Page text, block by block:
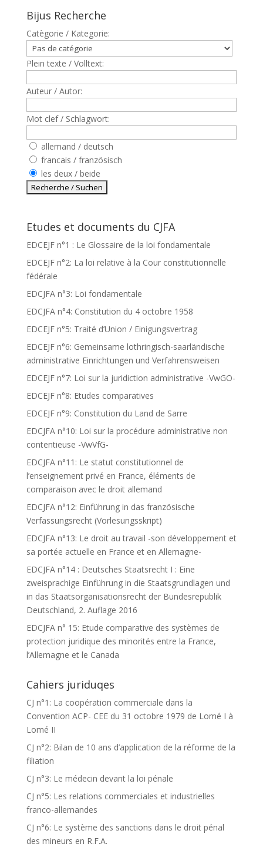
Bijus Recherche
Catègorie / Kategorie:
Plein texte / Volltext:
Auteur / Autor:
Mot clef / Schlagwort:
allemand / deutsch
francais / französisch
les deux / beide
Etudes et documents du CJFA
EDCEJF n°1 : Le Glossaire de la loi fondamentale
EDCEJF n°2: La loi relative à la Cour constitutionnelle
fédérale
EDCJFA n°3: Loi fondamentale
EDCJFA n°4: Constitution du 4 octobre 1958
EDCEJF n°5: Traité d’Union / Einigungsvertrag
EDCEJF n°6: Gemeinsame lothringisch-saarländische
administrative Einrichtungen und Verfahrensweisen
EDCEJF n°7: Loi sur la juridiction administrative -VwGO-
EDCEJF n°8: Etudes comparatives
EDCEJF n°9: Constitution du Land de Sarre
EDCJFA n°10: Loi sur la procédure administrative non
contentieuse -VwVfG-
EDCJFA n°11: Le statut constitutionnel de
l’enseignement privé en France, éléments de
comparaison avec le droit allemand
EDCJFA n°12: Einführung in das französische
Verfassungsrecht (Vorlesungsskript)
EDCJFA n°13: Le droit au travail -son développement et
sa portée actuelle en France et en Allemagne-
EDCJFA n°14 : Deutsches Staatsrecht I : Eine
zweisprachige Einführung in die Staatsgrundlagen und
in das Staatsorganisationsrecht der Bundesrepublik
Deutschland, 2. Auflage 2016
EDCJFA n° 15: Etude comparative des systèmes de
protection juridique des minorités entre la France,
l’Allemagne et le Canada
Cahiers juriduqes
CJ n°1: La coopération commerciale dans la
Convention ACP- CEE du 31 octobre 1979 de Lomé I à
Lomé II
CJ n°2: Bilan de 10 ans d’application de la réforme de la
filiation
CJ n°3: Le médecin devant la loi pénale
CJ n°5: Les relations commerciales et industrielles
franco-allemandes
CJ n°6: Le système des sanctions dans le droit pénal
des mineurs en R.F.A.